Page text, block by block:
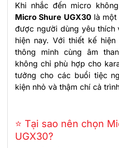
Khi nhắc đến micro
Micro Shure UGX30 là một
được người dùng yêu thích
hiện nay. Với thiết kế
thông minh cùng âm
không chỉ phù hợp cho
tưởng cho các buổi tiệc
kiện nhỏ và thậm chí cả
⭐ Tại sao nên chọn
UGX30?